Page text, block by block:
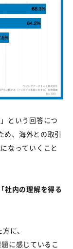
という回答につ
め、海外との取引
なっていくこと
社内の理解を得る
に、
に感じているこ